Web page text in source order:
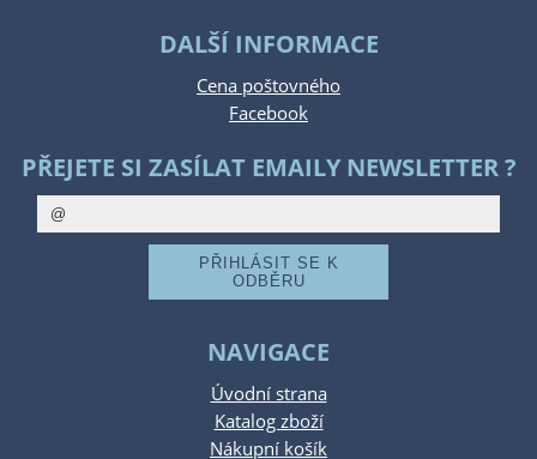
DALŠÍ INFORMACE
Cena poštovného
Facebook
PŘEJETE SI ZASÍLAT EMAILY NEWSLETTER ?
NAVIGACE
Úvodní strana
Katalog zboží
Nákupní košík